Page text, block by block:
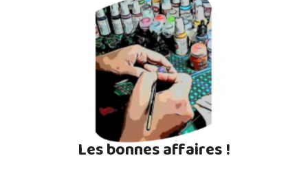
Les bonnes affaires !